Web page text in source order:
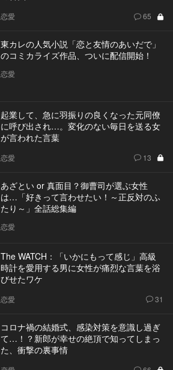
恋愛 65
東カレの人気小説「恋と友情のあいだで」
のコミカライズ作品、ついに配信開始！
恋愛
起業して、急に羽振りの良くなった元同僚
に呼び出され…。変化のない毎日を送る女
が言われた言葉
恋愛 13
あざとい or 真面目？御曹司が選ぶ女性
は…「好きって言わせたい！～正反対のふ
たり～」全話総集編
恋愛
The WATCH：「いかにもって感じ」高級
時計を愛用する男に女性が痛烈な言葉を浴
びせたワケ
恋愛 31
コロナ禍の結婚式、感染対策を意識し過ぎ
て…！？新郎が幸せの絶頂で知ってしまっ
た、衝撃の裏事情